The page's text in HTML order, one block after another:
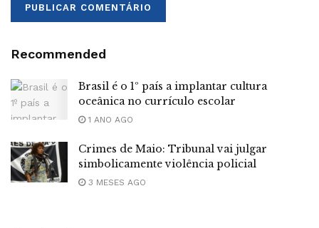
Recommended
Brasil é o 1º país a implantar cultura
oceânica no currículo escolar
1 ANO AGO
Crimes de Maio: Tribunal vai julgar
simbolicamente violência policial
3 MESES AGO